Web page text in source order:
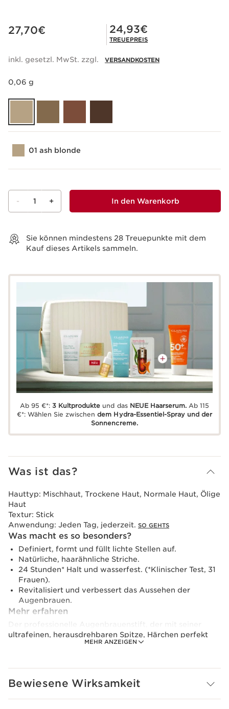
Aktueller Preis 27,70€
27,70€ Mitgliederpreis 24,93€
24,93€
TREUEPREIS
inkl. gesetzl. MwSt. zzgl. VERSANDKOSTEN
0,06 g
01 ash blonde
- 1 + In den Warenkorb
Sie können mindestens 28 Treuepunkte mit dem
Kauf dieses Artikels sammeln.
Ab 95 €*:3 Kultprodukte und das NEUE Haarserum.Ab 115
€*: Wählen Sie zwischendem Hydra-Essentiel-Spray und der
Sonnencreme.
Was ist das?
MEHR ANZEIGEN
Hauttyp: Mischhaut, Trockene Haut, Normale Haut, Ölige
Haut
Textur: Stick
Anwendung: Jeden Tag, jederzeit. SO GEHTS
Was macht es so besonders?
Definiert, formt und füllt lichte Stellen auf.
Natürliche, haarähnliche Striche.
24 Stunden* Halt und wasserfest. (*Klinischer Test, 31
Frauen).
Revitalisiert und verbessert das Aussehen der
Augenbrauen.
Mehr erfahren
Der professionelle Augenbrauenstift, der mit seiner
ultrafeinen, herausdrehbaren Spitze, Härchen perfekt
nachahmt und neue Maßstäbe in Sachen Präzision setzt.
Die Formel mit Mastix-Extrakt revitalisiert die
Bewiesene Wirksamkeit